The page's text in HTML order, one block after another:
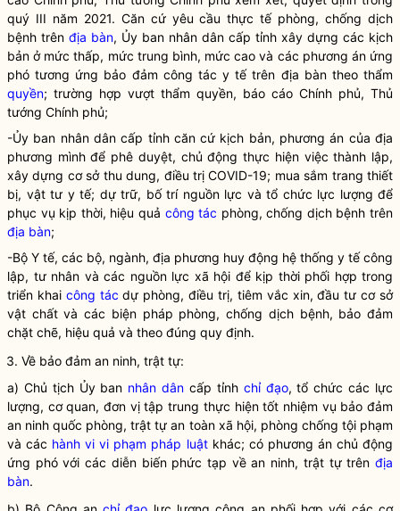
quý III năm 2021. Căn cứ yêu cầu thực tế phòng, chống dịch
bệnh trên địa bàn, Ủy ban nhân dân cấp tỉnh xây dựng các kịch
bản ở mức thấp, mức trung bình, mức cao và các phương án ứng
phó tương ứng bảo đảm công tác y tế trên địa bàntheo thẩm
quyền; trường hợp vượt thẩm quyền, báo cáo Chính phủ, Thủ
tướng Chính phủ;
-Ủy ban nhân dân cấp tỉnh căn cứ kịch bản, phương án của địa
phương mình để phê duyệt, chủ động thực hiện việc thành lập,
xây dựng cơ sở thu dung, điều trị COVID-19; mua sắm trang thiết
bị, vật tư y tế; dự trữ, bố trí nguồn lực và tổ chức lực lượng để
phục vụ kịp thời, hiệu quả công tác phòng, chống dịch bệnh trên
địa bàn;
-Bộ Y tế, các bộ, ngành, địa phương huy động hệ thống y tế công
lập, tư nhân và các nguồn lực xã hội để kịp thời phối hợp trong
triển khai công tác dự phòng, điều trị, tiêm vắc xin, đầu tư cơ sở
vật chất và các biện pháp phòng, chống dịch bệnh, bảo đảm
chặt chẽ, hiệu quả và theo đúng quy định.
3. Về bảo đảm an ninh, trật tự:
a) Chủ tịch Ủy ban nhân dân cấp tỉnh chỉ đạo, tổ chức các lực
lượng, cơ quan, đơn vị tập trung thực hiện tốt nhiệm vụ bảo đảm
an ninh quốc phòng, trật tự an toàn xã hội, phòng chống tội phạm
và các hành vi vi phạm pháp luậtkhác; có phương án chủ động
ứng phó với các diễn biến phức tạp về an ninh, trật tự trên địa
bàn.